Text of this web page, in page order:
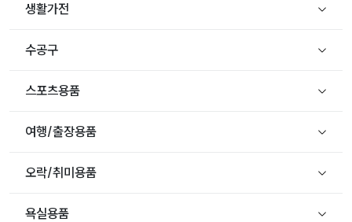
생활가전
수공구
스포츠용품
여행/출장용품
오락/취미용품
욕실용품